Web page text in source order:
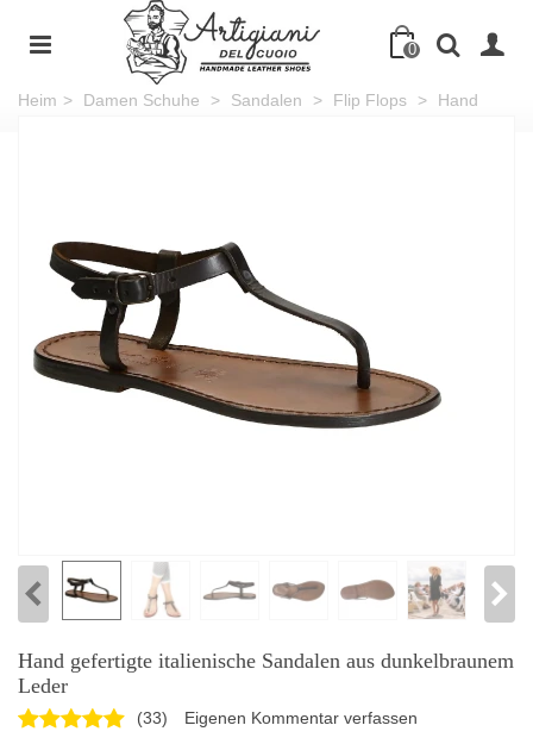
0
Heim > Damen Schuhe > Sandalen > Flip Flops >
Hand
Hand gefertigte italienische Sandalen aus dunkelbraunem
Leder
(33)
Eigenen Kommentar verfassen